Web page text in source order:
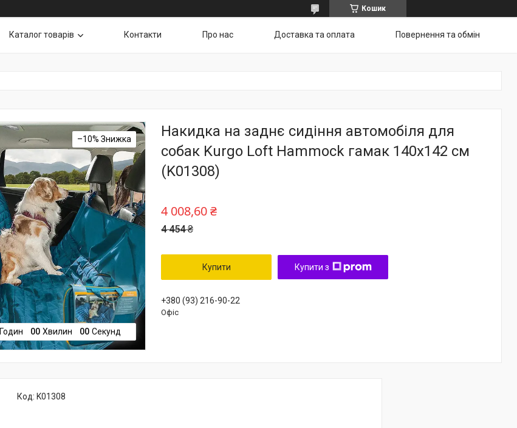
Кошик
Каталог товарів Контакти Про нас Доставка та оплата Повернення та обмін
–10%
Годин 00 Хвилин 00 Секунд
Накидка на заднє сидіння автомобіля для
собак Kurgo Loft Hammock гамак 140х142 см
(K01308)
4 454 ₴
4 008,60 ₴
Купити Купити з
+380 (93) 216-90-22
Офіс
Код: K01308